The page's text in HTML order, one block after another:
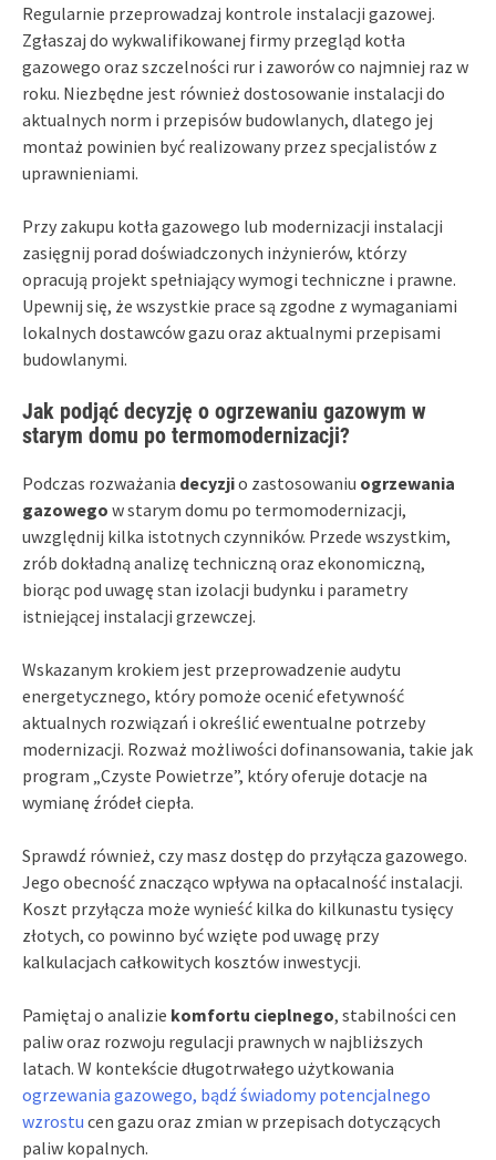
Regularnie przeprowadzaj kontrole instalacji gazowej.
Zgłaszaj do wykwalifikowanej firmy przegląd kotła
gazowego oraz szczelności rur i zaworów co najmniej raz w
roku. Niezbędne jest również dostosowanie instalacji do
aktualnych norm i przepisów budowlanych, dlatego jej
montaż powinien być realizowany przez specjalistów z
uprawnieniami.
Przy zakupu kotła gazowego lub modernizacji instalacji
zasięgnij porad doświadczonych inżynierów, którzy
opracują projekt spełniający wymogi techniczne i prawne.
Upewnij się, że wszystkie prace są zgodne z wymaganiami
lokalnych dostawców gazu oraz aktualnymi przepisami
budowlanymi.
Jak podjąć decyzję o ogrzewaniu gazowym w
starym domu po termomodernizacji?
Podczas rozważania decyzjio zastosowaniu ogrzewania
gazowego w starym domu po termomodernizacji,
uwzględnij kilka istotnych czynników. Przede wszystkim,
zrób dokładną analizę techniczną oraz ekonomiczną,
biorąc pod uwagę stan izolacji budynku i parametry
istniejącej instalacji grzewczej.
Wskazanym krokiem jest przeprowadzenie audytu
energetycznego, który pomoże ocenić efetywność
aktualnych rozwiązań i określić ewentualne potrzeby
modernizacji. Rozważ możliwości dofinansowania, takie jak
program „Czyste Powietrze”, który oferuje dotacje na
wymianę źródeł ciepła.
Sprawdź również, czy masz dostęp do przyłącza gazowego.
Jego obecność znacząco wpływa na opłacalność instalacji.
Koszt przyłącza może wynieść kilka do kilkunastu tysięcy
złotych, co powinno być wzięte pod uwagę przy
kalkulacjach całkowitych kosztów inwestycji.
Pamiętaj o analizie komfortu cieplnego, stabilności cen
paliw oraz rozwoju regulacji prawnych w najbliższych
latach. W kontekście długotrwałego użytkowania
ogrzewania gazowego, bądź świadomy potencjalnego
wzrostu cen gazu oraz zmian w przepisach dotyczących
paliw kopalnych.